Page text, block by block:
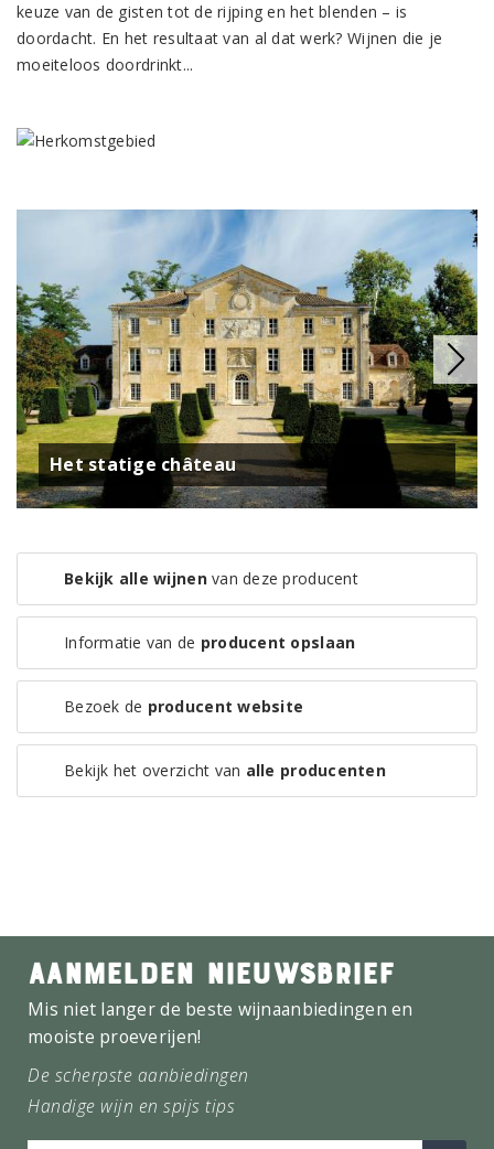
keuze van de gisten tot de rijping en het blenden – is
doordacht. En het resultaat van al dat werk? Wijnen die je
moeiteloos doordrinkt...
Het statige château
Bekijk alle wijnenvan deze producent
Informatie van de producent opslaan
Bezoek de producent website
Bekijk het overzicht van alle producenten
AANMELDEN NIEUWSBRIEF
Mis niet langer de beste wijnaanbiedingen en
mooiste proeverijen!
De scherpste aanbiedingen
Handige wijn en spijs tips